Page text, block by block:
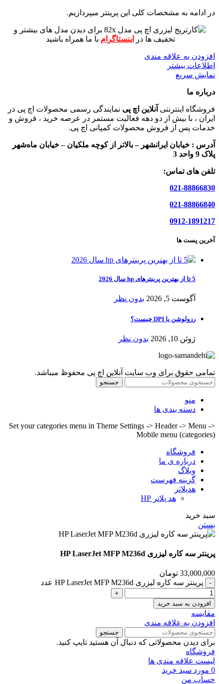
در ادامه به مشخصات کلی این پرینتر میپردازیم.
برای دیدن مدل های بیشتر و
تخفیف ها در
اینستاگرام با ما همراه باشید
افزودن به علاقه مندی
اطلاعات بیشتر
نمایش سریع
درباره ما
فروشگاه اینترنتی آنلاین اچ پی نمایندگی رسمی محصولات اچ پی در
ایران ، با بیش از دو دهه فعالیت مستمر در عرصه خرید ، فروش و
خدمات پس از فروش محصولات کمپانی اچ پی.
آدرس : خیابان ایرانشهر – بالاتر از کوچه ملکیان – خیابان ماه‌شهر
پلاک 9 واحد 3
تلفن های تماس:
021-88866830
021-88866840
0912-1891217
آخرین پست ها
5 تا از بهترین پرینترهای hp سال 2026
آگوست 5, 2026 بدون نظر
رزولوشن یا DPI چیست؟
ژوئن 10, 2026 بدون نظر
تمامی حقوق برای وب سایت آنلاین اچ پی محفوظ میباشد.
جستجو
منو
دسته بندی ها
Set your categories menu in Theme Settings -> Header -> Menu ->
Mobile menu (categories)
فروشگاه
درباره ی ما
وبلاگ
گزینه فهرست
هدپلاتر
هد پلاتر HP
سبد خرید
بستن
پرینتر سه کاره لیزری HP LaserJet MFP M236d
33,000,000 تومان
پرینتر سه کاره لیزری HP LaserJet MFP M236d عدد
افزودن به سبد خرید
مقايسه
افزودن به علاقه مندی
جستجو
برای دیدن محصولاتی که دنبال آن هستید تایپ کنید.
فروشگاه
لیست علاقه مندی ها
0 مورد سبد خرید
حساب من